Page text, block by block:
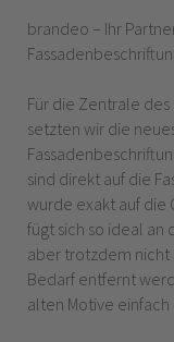
brandeo – Ihr
Für die Zentrale
setzten wir die
sind direkt auf die
wurde exakt auf die
fügt sich so ideal an
aber trotzdem nicht
Bedarf entfernt
alten Motive